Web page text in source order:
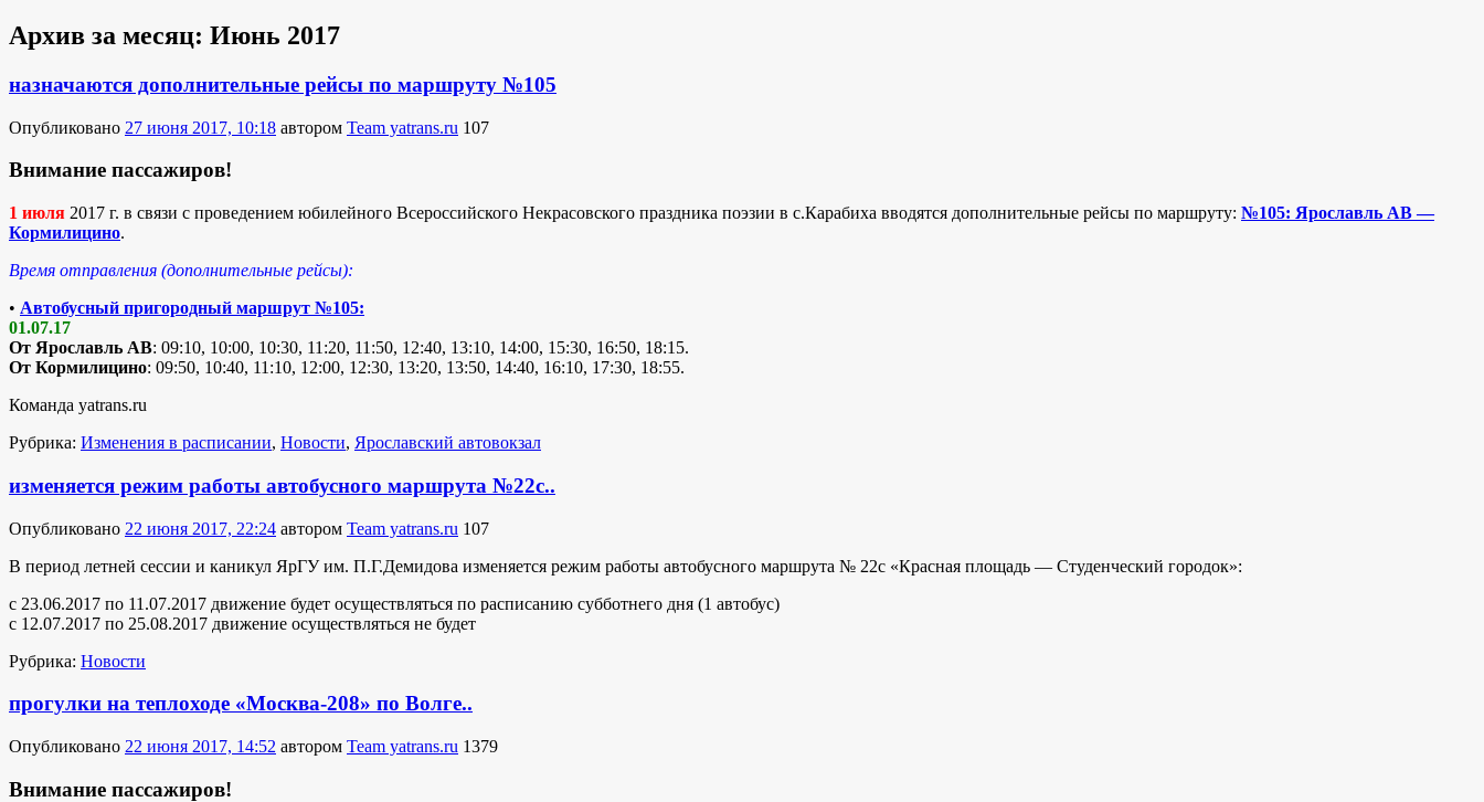
Архив за месяц: Июнь 2017
назначаются дополнительные рейсы по маршруту №105
Опубликовано 27 июня 2017, 10:18 автором Team yatrans.ru 107
Внимание пассажиров!
1 июля 2017 г. в связи с проведением юбилейного Всероссийского Некрасовского праздника поэзии в с.Карабиха вводятся дополнительные рейсы по маршруту: №105: Ярославль АВ —
Кормилицино.
Время отправления (дополнительные рейсы):
• Автобусный пригородный маршрут №105:
01.07.17
От Ярославль АВ: 09:10, 10:00, 10:30, 11:20, 11:50, 12:40, 13:10, 14:00, 15:30, 16:50, 18:15.
От Кормилицино: 09:50, 10:40, 11:10, 12:00, 12:30, 13:20, 13:50, 14:40, 16:10, 17:30, 18:55.
Команда yatrans.ru
Рубрика: Изменения в расписании, Новости, Ярославский автовокзал
изменяется режим работы автобусного маршрута №22с..
Опубликовано 22 июня 2017, 22:24 автором Team yatrans.ru 107
В период летней сессии и каникул ЯрГУ им. П.Г.Демидова изменяется режим работы автобусного маршрута № 22с «Красная площадь — Студенческий городок»:
с 23.06.2017 по 11.07.2017 движение будет осуществляться по расписанию субботнего дня (1 автобус)
с 12.07.2017 по 25.08.2017 движение осуществляться не будет
Рубрика: Новости
прогулки на теплоходе «Москва-208» по Волге..
Опубликовано 22 июня 2017, 14:52 автором Team yatrans.ru 1379
Внимание пассажиров!